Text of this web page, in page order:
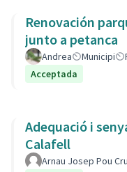
Renovación
junto a petanca
Andrea Municipi
Acceptada
Adequació i
Calafell
Arnau Josep Pou